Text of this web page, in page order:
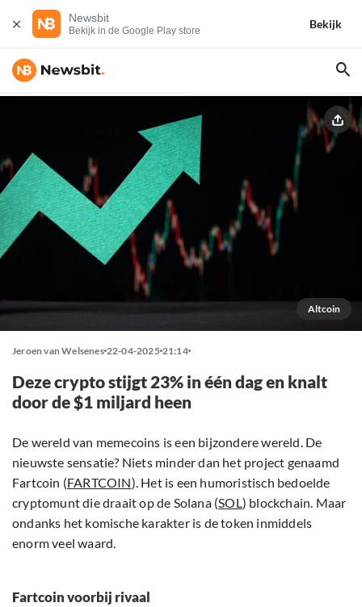
Newsbit
Bekijk in de Google Play store
Bekijk
Altcoin
Jeroen van Welsenes 22-04-2025 21:14
Deze crypto stijgt 23% in één dag en knalt
door de $1 miljard heen
De wereld van memecoins is een bijzondere wereld. De
nieuwste sensatie? Niets minder dan het project genaamd
Fartcoin (FARTCOIN). Het is een humoristisch bedoelde
cryptomunt die draait op de Solana (SOL) blockchain. Maar
ondanks het komische karakter is de token inmiddels
enorm veel waard.
Fartcoin voorbij rivaal